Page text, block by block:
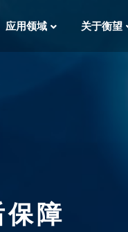
应用领域 关于衡望
障